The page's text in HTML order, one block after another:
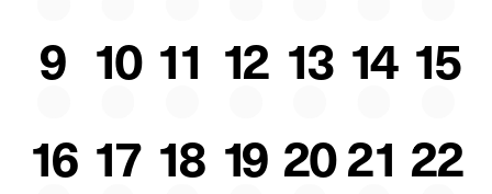
9 10 11 12 13 14 15
16 17 18 19 2021 22